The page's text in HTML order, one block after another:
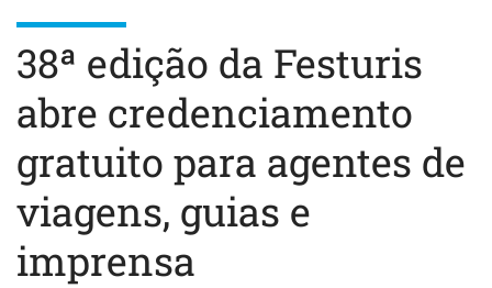
38ª edição da Festuris
abre credenciamento
gratuito para agentes de
viagens, guias e
imprensa